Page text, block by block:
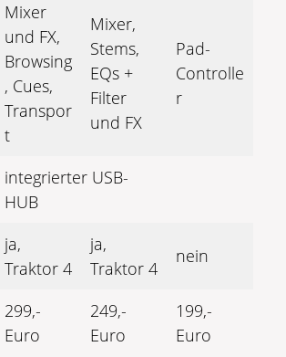
Mixer
und FX,
Browsing
, Cues,
Transpor
t
Mixer,
Stems,
EQs +
Filter
und FX
Pad-
Controlle
r
integrierter USB-
HUB
ja,
Traktor 4
ja,
Traktor 4
nein
299,-
Euro
249,-
Euro
199,-
Euro